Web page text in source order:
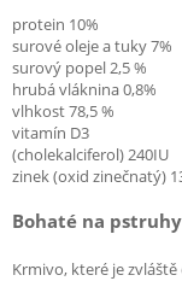
protein 10%
surové oleje a tuky 7%
surový popel 2,5 %
hrubá vláknina 0,8%
vlhkost 78,5 %
vitamín D3
(cholekalciferol) 240IU
zinek (oxid zinečnatý)
Bohaté na pstruhy
Krmivo, které je